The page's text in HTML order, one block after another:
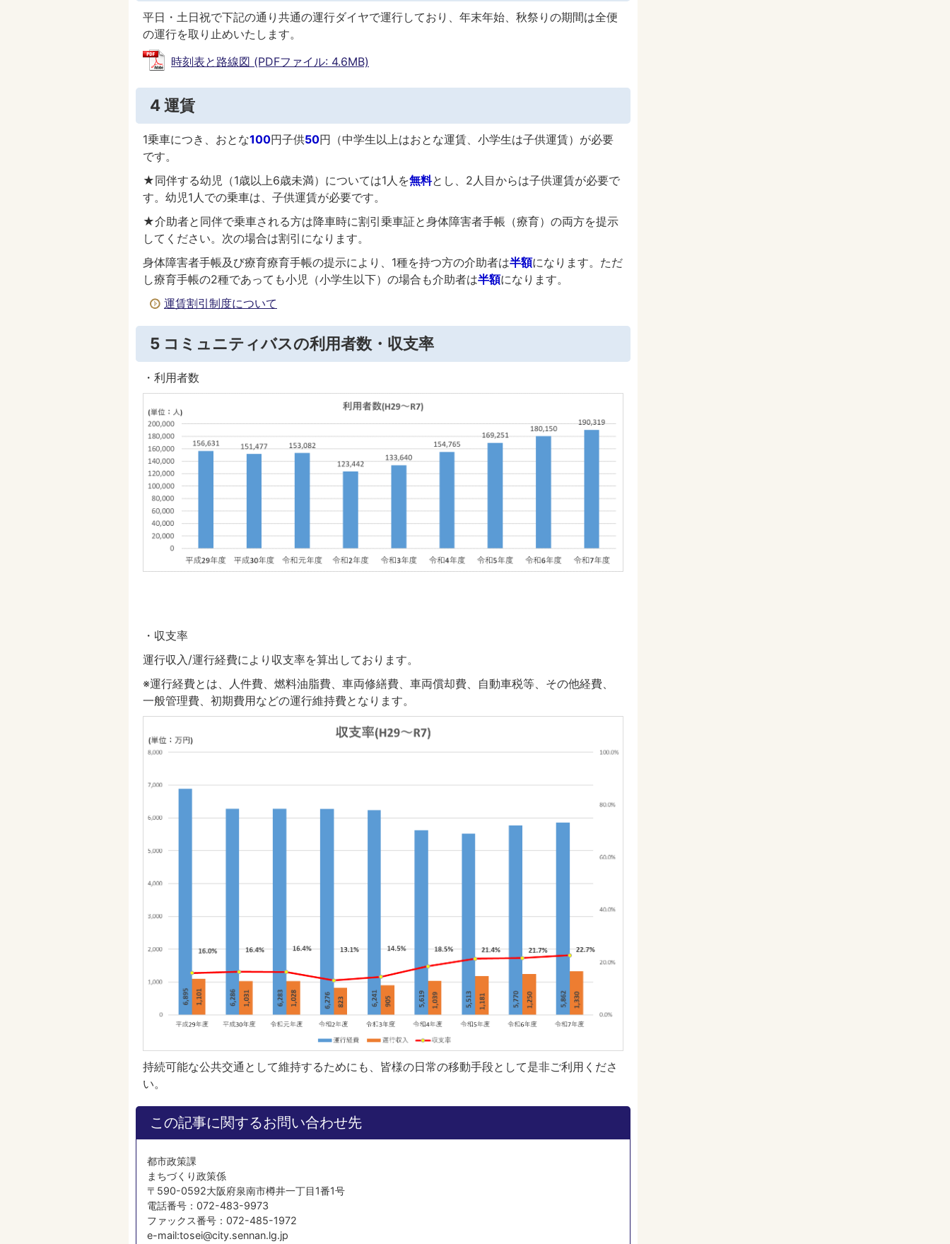
平日・土日祝で下記の通り共通の運行ダイヤで運行しており、年末年始、秋祭りの期間は全便
の運行を取り止めいたします。
時刻表と路線図 (PDFファイル: 4.6MB)
4 運賃
1乗車につき、おとな100円子供50円（中学生以上はおとな運賃、小学生は子供運賃）が必要
です。
★同伴する幼児（1歳以上6歳未満）については1人を無料とし、2人目からは子供運賃が必要で
す。幼児1人での乗車は、子供運賃が必要です。
★介助者と同伴で乗車される方は降車時に割引乗車証と身体障害者手帳（療育）の両方を提示
してください。次の場合は割引になります。
身体障害者手帳及び療育療育手帳の提示により、1種を持つ方の介助者は半額になります。ただ
し療育手帳の2種であっても小児（小学生以下）の場合も介助者は半額になります。
運賃割引制度について
5 コミュニティバスの利用者数・収支率
・利用者数
・収支率
運行収入/運行経費により収支率を算出しております。
※運行経費とは、人件費、燃料油脂費、車両修繕費、車両償却費、自動車税等、その他経費、
一般管理費、初期費用などの運行維持費となります。
持続可能な公共交通として維持するためにも、皆様の日常の移動手段として是非ご利用くださ
い。
この記事に関するお問い合わせ先
都市政策課
まちづくり政策係
〒590-0592大阪府泉南市樽井一丁目1番1号
電話番号：072-483-9973
ファックス番号：072-485-1972
e-mail:tosei@city.sennan.lg.jp